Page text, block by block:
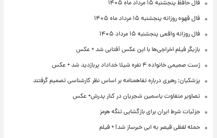
فال حافظ پنجشنبه ۱۵ مرداد ماه ۱۴۰۵
فال قهوه روزانه پنجشنبه ۱۵ مرداد ماه ۱۴۰۵
فال روزانه واقعی پنجشنبه ۱۵ مرداد ۱۴۰۵
بازیگر فیلم اخراجی‌ها با این عکس آفتابی شد + عکس
ژست صمیمی خانواده ۴ نفره شیلا خداداد پربازدید شد + عکس
پزشکیان: رهبری درباره تفاهمنامه بر اساس نظر کارشناسی تصمیم گرفتند
تصاویر متفاوت یاسمین شجریان در کنار پدرش+ عکس
جزئیات شرط ایران برای بازگشایی تنگه هرمز
حمله لفظی قیصر به ابی خبرساز شد! + فیلم